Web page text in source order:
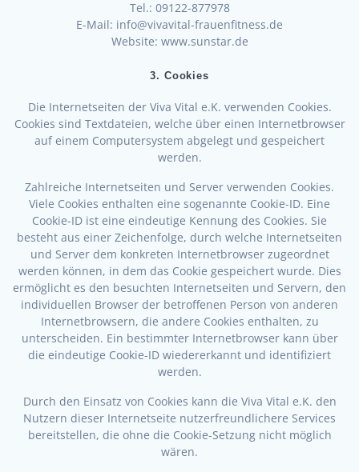
Tel.: 09122-877978
E-Mail: info@vivavital-frauenfitness.de
Website: www.sunstar.de
3. Cookies
Die Internetseiten der Viva Vital e.K. verwenden Cookies.
Cookies sind Textdateien, welche über einen Internetbrowser
auf einem Computersystem abgelegt und gespeichert
werden.
Zahlreiche Internetseiten und Server verwenden Cookies.
Viele Cookies enthalten eine sogenannte Cookie-ID. Eine
Cookie-ID ist eine eindeutige Kennung des Cookies. Sie
besteht aus einer Zeichenfolge, durch welche Internetseiten
und Server dem konkreten Internetbrowser zugeordnet
werden können, in dem das Cookie gespeichert wurde. Dies
ermöglicht es den besuchten Internetseiten und Servern, den
individuellen Browser der betroffenen Person von anderen
Internetbrowsern, die andere Cookies enthalten, zu
unterscheiden. Ein bestimmter Internetbrowser kann über
die eindeutige Cookie-ID wiedererkannt und identifiziert
werden.
Durch den Einsatz von Cookies kann die Viva Vital e.K. den
Nutzern dieser Internetseite nutzerfreundlichere Services
bereitstellen, die ohne die Cookie-Setzung nicht möglich
wären.